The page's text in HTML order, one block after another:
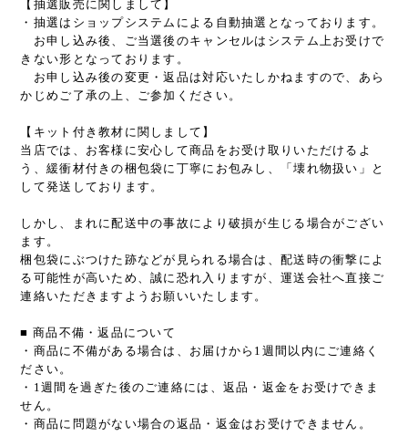
【抽選販売に関しまして】
・抽選はショップシステムによる自動抽選となっております。
お申し込み後、ご当選後のキャンセルはシステム上お受けで
きない形となっております。
お申し込み後の変更・返品は対応いたしかねますので、あら
かじめご了承の上、ご参加ください。
【キット付き教材に関しまして】
当店では、お客様に安心して商品をお受け取りいただけるよ
う、緩衝材付きの梱包袋に丁寧にお包みし、「壊れ物扱い」と
して発送しております。
しかし、まれに配送中の事故により破損が生じる場合がござい
ます。
梱包袋にぶつけた跡などが見られる場合は、配送時の衝撃によ
る可能性が高いため、誠に恐れ入りますが、運送会社へ直接ご
連絡いただきますようお願いいたします。
■ 商品不備・返品について
・商品に不備がある場合は、お届けから1週間以内にご連絡く
ださい。
・1週間を過ぎた後のご連絡には、返品・返金をお受けできま
せん。
・商品に問題がない場合の返品・返金はお受けできません。